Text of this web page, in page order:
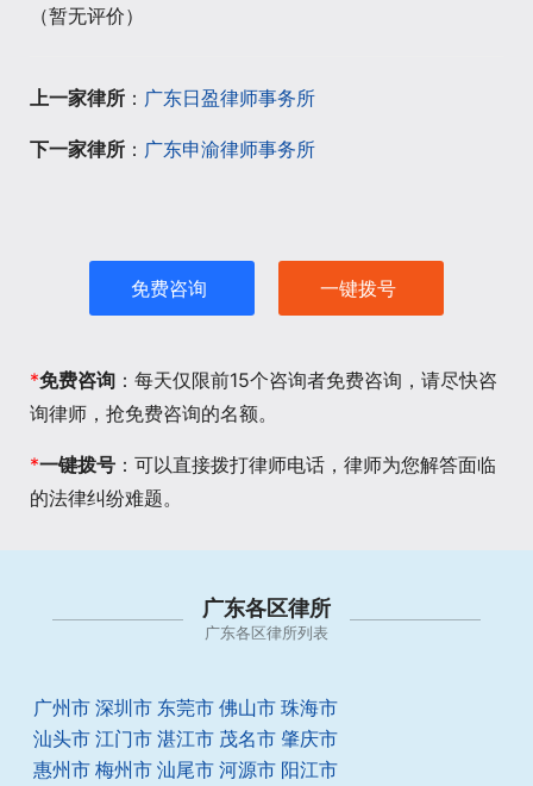
（暂无评价）
上一家律所 ： 广东日盈律师事务所
下一家律所 ： 广东申渝律师事务所
免费咨询 一键拨号
*免费咨询 ：每天仅限前15个咨询者免费咨询，请尽快咨
询律师，抢免费咨询的名额。
*一键拨号 ：可以直接拨打律师电话，律师为您解答面临
的法律纠纷难题。
广东各区律所
广东各区律所列表
广州市 深圳市 东莞市 佛山市 珠海市
汕头市 江门市 湛江市 茂名市 肇庆市
惠州市 梅州市 汕尾市 河源市 阳江市